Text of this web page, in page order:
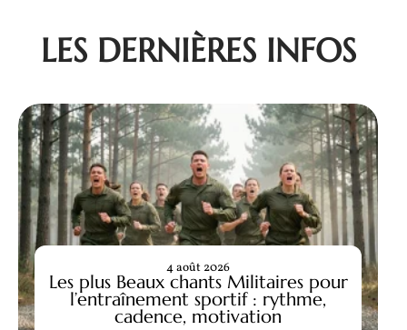
LES DERNIÈRES INFOS
Les plus Beaux chants Militaires pour
l’entraînement sportif : rythme,
cadence, motivation
4 août 2026